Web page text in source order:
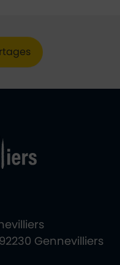
Gennevilliers